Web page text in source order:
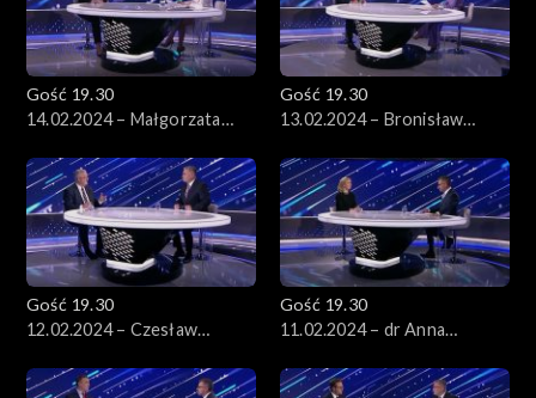
Gość 19.30
14.02.2024 – Małgorzata
Gość 19.30
13.02.2024 – Bronisław
Gość 19.30
12.02.2024 – Czesław
Gość 19.30
11.02.2024 – dr Anna